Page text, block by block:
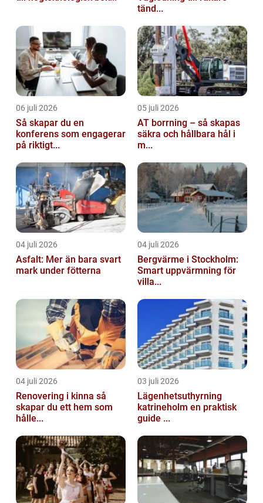
tänd...
06 juli 2026
Så skapar du en
konferens som engagerar
på riktigt...
05 juli 2026
AT borrning – så skapas
säkra och hållbara hål i
m...
04 juli 2026
Asfalt: Mer än bara svart
mark under fötterna
04 juli 2026
Bergvärme i Stockholm:
Smart uppvärmning för
villa...
04 juli 2026
Renovering i kinna så
skapar du ett hem som
hålle...
03 juli 2026
Lägenhetsuthyrning
katrineholm en praktisk
guide ...